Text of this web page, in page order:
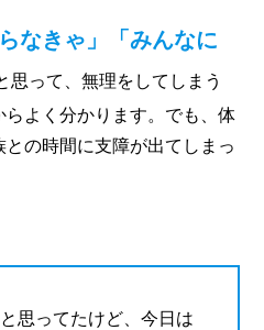
なきゃ」「みんなに
思って、無理をしてしまう
よく分かります。でも、体
の時間に支障が出てしまっ
思ってたけど、今日は